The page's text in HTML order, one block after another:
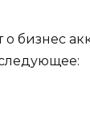
бизнес